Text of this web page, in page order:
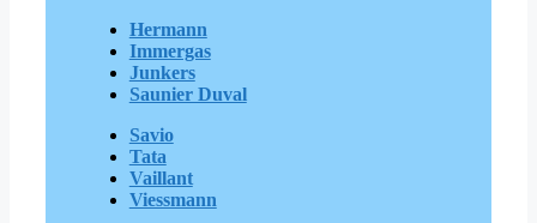
Hermann
Immergas
Junkers
Saunier Duval
Savio
Tata
Vaillant
Viessmann